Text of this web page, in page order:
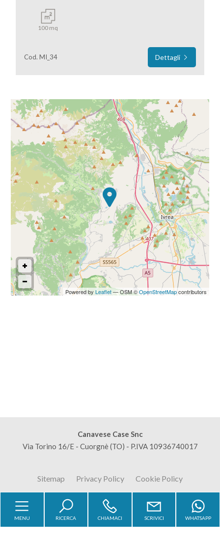
100 mq
Cod. MI_34 Dettagli
Powered by Leaflet— OSM ©OpenStreetMapcontributors
Canavese Case Snc
Via Torino 16/E - Cuorgnè (TO) - P.IVA 10936740017
Sitemap Privacy Policy Cookie Policy
CONTATTI
Tipologia
Commerciali
Industriali
Terreni
Prezzo
2
MENU RICERCA CHIAMACI SCRIVICI WHATSAPP